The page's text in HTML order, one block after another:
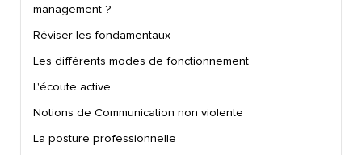
management ?
Réviser les fondamentaux
Les différents modes de fonctionnement
L'écoute active
Notions de Communication non violente
La posture professionnelle